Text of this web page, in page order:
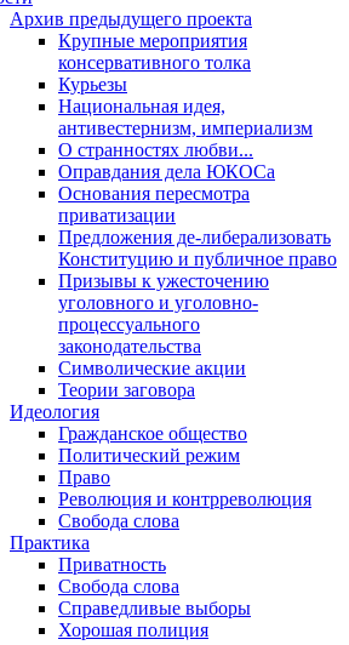
Архив предыдущего проекта
Крупные мероприятия
консервативного толка
Курьезы
Национальная идея,
антивестернизм, империализм
О странностях любви...
Оправдания дела ЮКОСа
Основания пересмотра
приватизации
Предложения де-либерализовать
Конституцию и публичное право
Призывы к ужесточению
уголовного и уголовно-
процессуального
законодательства
Символические акции
Теории заговора
Идеология
Гражданское общество
Политический режим
Право
Революция и контрреволюция
Свобода слова
Практика
Приватность
Свобода слова
Справедливые выборы
Хорошая полиция